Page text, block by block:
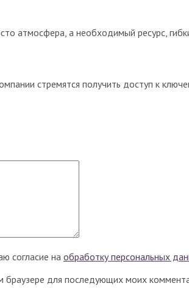
атмосфера, а необходимый ресурс,
стремятся получить доступ к
согласие на обработку персональных
браузере для последующих моих